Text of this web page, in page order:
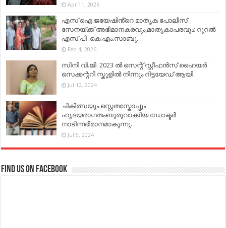
Apr 11, 2026
എസ്.ഐ.ജയേഷിൻ്റെ മാതൃക പോലീസ്
സേനയ്ക്ക് അഭിമാനകരവും,മാതൃകാപരവും: റൂറൽ
എസ്.പി .കെ.എം.സാബു.
Feb 4, 2026
സിനി.വി.ജി. 2023 ൽ സെന്റ് സ്റ്റീഫൻസ് ഹൈയർ
സെക്കന്ററി സ്കൂളിൽ നിന്നും റിട്ടയേഡ് ആയി.
Jul 12, 2024
ചികിത്സയും സ്റ്റെതസ്കോപ്പും
ഹൃദയരാഗതംബുരുവാക്കിയ ഡോക്ടർ
നാടിന്നഭിമാനമാകുന്നു.
Jul 5, 2024
Find us on Facebook